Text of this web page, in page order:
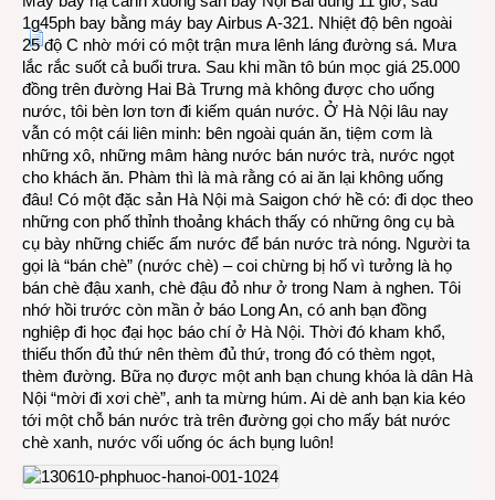
1g45ph bay bằng máy bay Airbus A-321. Nhiệt độ bên ngoài
25 độ C nhờ mới có một trận mưa lênh láng đường sá. Mưa
lắc rắc suốt cả buổi trưa. Sau khi mần tô bún mọc giá 25.000
đồng trên đường Hai Bà Trưng mà không được cho uống
nước, tôi bèn lơn tơn đi kiếm quán nước. Ở Hà Nội lâu nay
vẫn có một cái liên minh: bên ngoài quán ăn, tiệm cơm là
những xô, những mâm hàng nước bán nước trà, nước ngọt
cho khách ăn. Phàm thì là mà rằng có ai ăn lại không uống
đâu! Có một đặc sản Hà Nội mà Saigon chớ hề có: đi dọc theo
những con phố thỉnh thoảng khách thấy có những ông cụ bà
cụ bày những chiếc ấm nước để bán nước trà nóng. Người ta
gọi là “bán chè” (nước chè) – coi chừng bị hố vì tưởng là họ
bán chè đậu xanh, chè đậu đỏ như ở trong Nam à nghen. Tôi
nhớ hồi trước còn mần ở báo Long An, có anh bạn đồng
nghiệp đi học đại học báo chí ở Hà Nội. Thời đó kham khổ,
thiếu thốn đủ thứ nên thèm đủ thứ, trong đó có thèm ngọt,
thèm đường. Bữa nọ được một anh bạn chung khóa là dân Hà
Nội “mời đi xơi chè”, anh ta mừng húm. Ai dè anh bạn kia kéo
tới một chỗ bán nước trà trên đường gọi cho mấy bát nước
chè xanh, nước vối uống óc ách bụng luôn!